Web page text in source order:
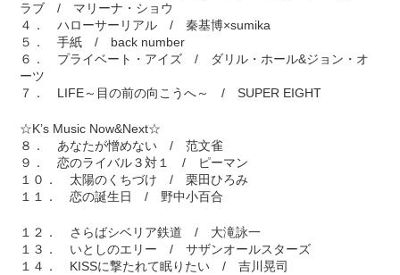
ラブ / マリーナ・ショウ
４． ハローサーリアル / 秦基博×sumika
５． 手紙 / back number
６． プライベート・アイズ / ダリル・ホール&ジョン・オ
ーツ
７． LIFE～目の前の向こうへ～ / SUPER EIGHT
☆K’s Music Now&Next☆
８． あなたが憎めない / 范文雀
９． 恋のライバル３対１ / ピーマン
１０． 太陽のくちづけ / 栗田ひろみ
１１． 恋の誕生日 / 野中小百合
１２． さらばシベリア鉄道 / 大滝詠一
１３． いとしのエリー / サザンオールスターズ
１４． KISSに撃たれて眠りたい / 吉川晃司